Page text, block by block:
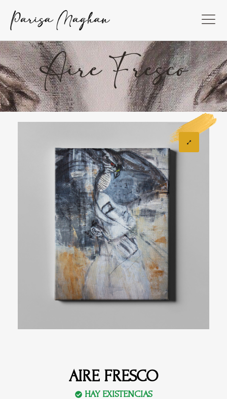
Aire Fresco
AIRE FRESCO
HAY EXISTENCIAS